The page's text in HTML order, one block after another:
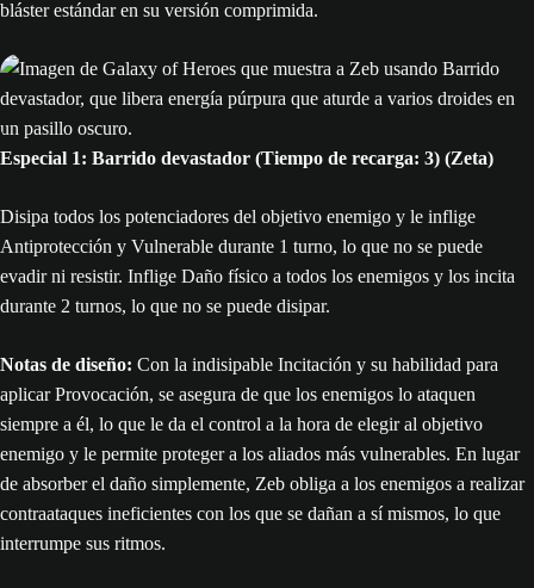
bláster estándar en su versión comprimida.
Especial 1: Barrido devastador (Tiempo de recarga: 3) (Zeta)
Disipa todos los potenciadores del objetivo enemigo y le inflige
Antiprotección y Vulnerable durante 1 turno, lo que no se puede
evadir ni resistir. Inflige Daño físico a todos los enemigos y los incita
durante 2 turnos, lo que no se puede disipar.
Notas de diseño: Con la indisipable Incitación y su habilidad para
aplicar Provocación, se asegura de que los enemigos lo ataquen
siempre a él, lo que le da el control a la hora de elegir al objetivo
enemigo y le permite proteger a los aliados más vulnerables. En lugar
de absorber el daño simplemente, Zeb obliga a los enemigos a realizar
contraataques ineficientes con los que se dañan a sí mismos, lo que
interrumpe sus ritmos.